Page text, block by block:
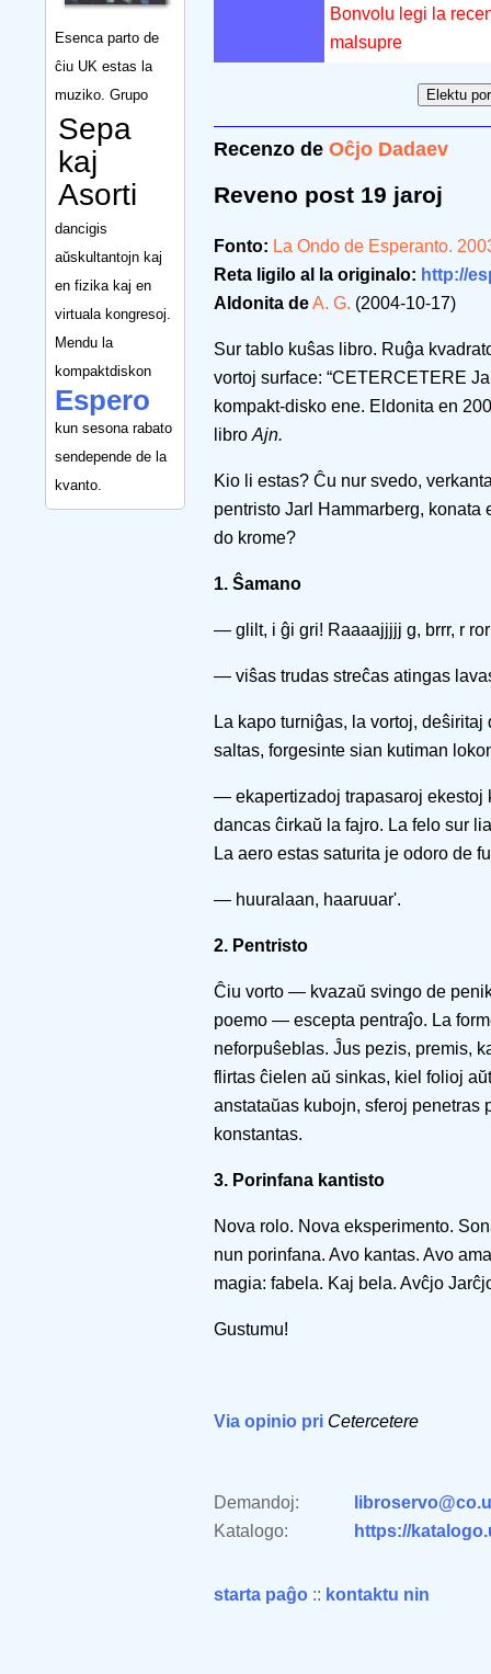
Esenca parto de
ĉiu UK estas la
muziko. Grupo
Sepa
kaj
Asorti
dancigis
aŭskultantojn kaj
en fizika kaj en
virtuala kongresoj.
Mendu la
kompaktdiskon
Espero
kun sesona rabato
sendepende de la
kvanto.
Bonvolu legi la
malsupre
Recenzo de Oĉjo Dadaev
Reveno post 19 jaroj
Fonto: La Ondo de Esperanto.
Reta ligilo al la originalo: http://
Aldonita deA. G. (2004-10-17)
Sur tablo kuŝas libro. Ruĝa
vortoj surface: “CETERCETERE
kompakt-disko ene. Eldonita en
libro Ajn.
Kio li estas? Ĉu nur svedo,
pentristo Jarl Hammarberg,
do krome?
1. Ŝamano
— glilt, i ĝi gri! Raaaajjjjj g, brrr, r
— viŝas trudas streĉas atingas
La kapo turniĝas, la vortoj,
saltas, forgesinte sian kutiman
— ekapertizadoj trapasaroj
dancas ĉirkaŭ la fajro. La felo sur
La aero estas saturita je odoro de
— huuralaan, haaruuar'.
2. Pentristo
Ĉiu vorto — kvazaŭ svingo de
poemo — escepta pentraĵo. La
neforpuŝeblas. Ĵus pezis, premis,
flirtas ĉielen aŭ sinkas, kiel folioj
anstataŭas kubojn, sferoj penetras
konstantas.
3. Porinfana kantisto
Nova rolo. Nova eksperimento.
nun porinfana. Avo kantas. Avo
magia: fabela. Kaj bela. Avĉjo
Gustumu!
Via opinio pri Cetercetere
Demandoj:
Katalogo:
https://
starta paĝo :: kontaktu nin